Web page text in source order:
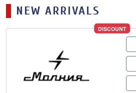
NEW ARRIVALS
DISCOUNT